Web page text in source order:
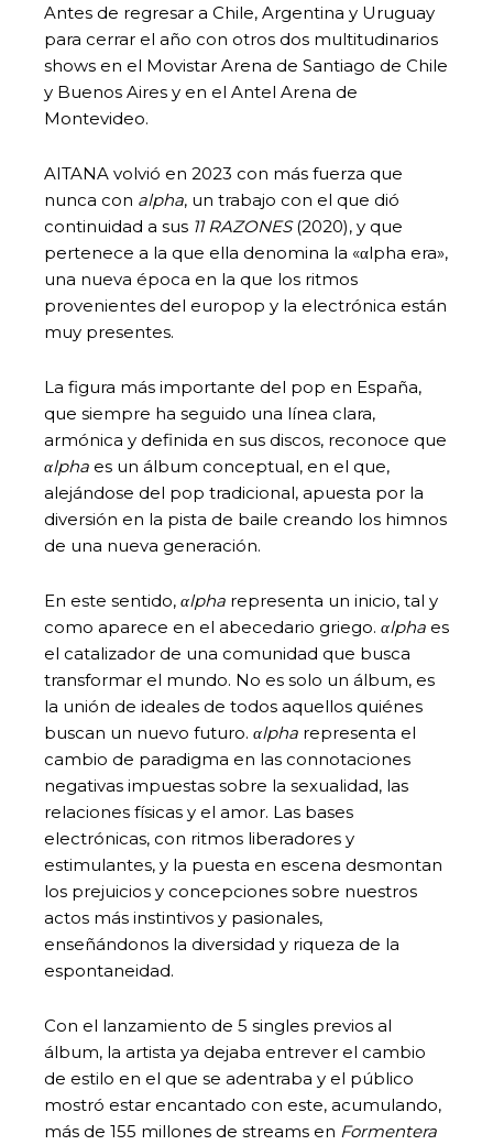
Antes de regresar a Chile, Argentina y Uruguay
para cerrar el año con otros dos multitudinarios
shows en el Movistar Arena de Santiago de Chile
y Buenos Aires y en el Antel Arena de
Montevideo.
AITANA volvió en 2023 con más fuerza que
nunca con alpha, un trabajo con el que dió
continuidad a sus 11 RAZONES(2020), y que
pertenece a la que ella denomina la «αlpha era»,
una nueva época en la que los ritmos
provenientes del europop y la electrónica están
muy presentes.
La figura más importante del pop en España,
que siempre ha seguido una línea clara,
armónica y definida en sus discos, reconoce que
αlpha es un álbum conceptual, en el que,
alejándose del pop tradicional, apuesta por la
diversión en la pista de baile creando los himnos
de una nueva generación.
En este sentido, αlpha representa un inicio, tal y
como aparece en el abecedario griego. αlpha es
el catalizador de una comunidad que busca
transformar el mundo. No es solo un álbum, es
la unión de ideales de todos aquellos quiénes
buscan un nuevo futuro. αlpha representa el
cambio de paradigma en las connotaciones
negativas impuestas sobre la sexualidad, las
relaciones físicas y el amor. Las bases
electrónicas, con ritmos liberadores y
estimulantes, y la puesta en escena desmontan
los prejuicios y concepciones sobre nuestros
actos más instintivos y pasionales,
enseñándonos la diversidad y riqueza de la
espontaneidad.
Con el lanzamiento de 5 singles previos al
álbum, la artista ya dejaba entrever el cambio
de estilo en el que se adentraba y el público
mostró estar encantado con este, acumulando,
más de 155 millones de streams en Formentera